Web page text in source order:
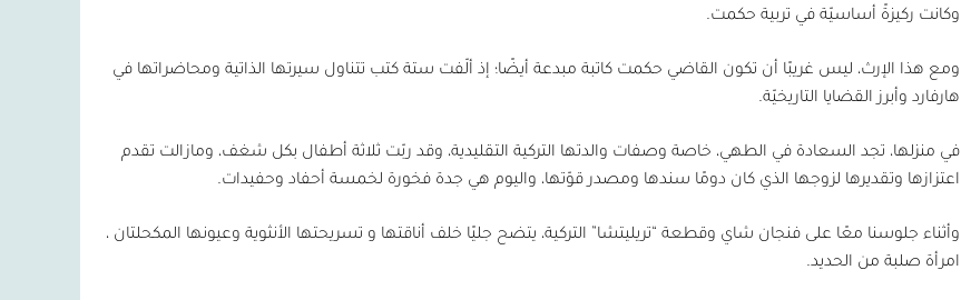
وكانت ركيزةً أساسيّة في تربية حكمت.
ومع هذا الإرث، ليس غريبًا أن تكون القاضي حكمت كاتبة مبدعة أيضًا؛ إذ ألّفت ستة كتب تتناول سيرتها الذاتية ومحاضراتها في
هارفارد وأبرز القضايا التاريخيّة.
في منزلها، تجد السعادة في الطهي، خاصة وصفات والدتها التركية التقليدية، وقد ربّت ثلاثة أطفال بكل شغف، ومازالت تقدم
اعتزازها وتقديرها لزوجها الذي كان دومًا سندها ومصدر قوّتها، واليوم هي جدة فخورة لخمسة أحفاد وحفيدات.
وأثناء جلوسنا معًا على فنجان شاي وقطعة “تريليتشا” التركية، يتضح جليًا خلف أناقتها و تسريحتها الأنثوية وعيونها المكحلتان ،
امرأة صلبة من الحديد.